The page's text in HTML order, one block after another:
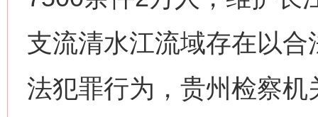
支流清水江流域存在以
法犯罪行为，贵州检察